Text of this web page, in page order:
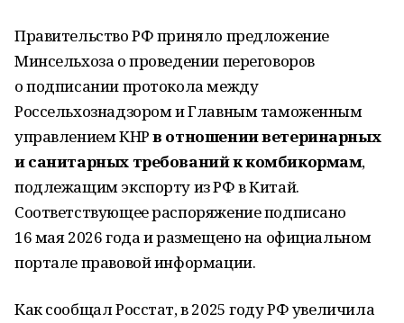
Правительство РФ приняло предложение
Минсельхоза о проведении переговоров
о подписании протокола между
Россельхознадзором и Главным таможенным
управлением КНРв отношении ветеринарных
и санитарных требований к комбикормам,
подлежащим экспорту из РФ в Китай.
Соответствующее распоряжение подписано
16 мая 2026 года и размещено на официальном
портале правовой информации.
Как сообщал Росстат, в 2025 году РФ увеличила